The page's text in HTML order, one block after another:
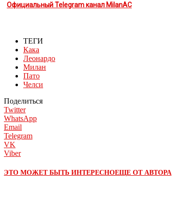
Официальный Telegram канал MilanAC
ТЕГИ
Кака
Леонардо
Милан
Пато
Челси
Поделиться
Twitter
WhatsApp
Email
Telegram
VK
Viber
ЭТО МОЖЕТ БЫТЬ ИНТЕРЕСНОЕЩЕ ОТ АВТОРА